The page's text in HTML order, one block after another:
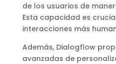
de los usuarios de
Esta capacidad es
interacciones más
Además, Dialogflow
avanzadas de